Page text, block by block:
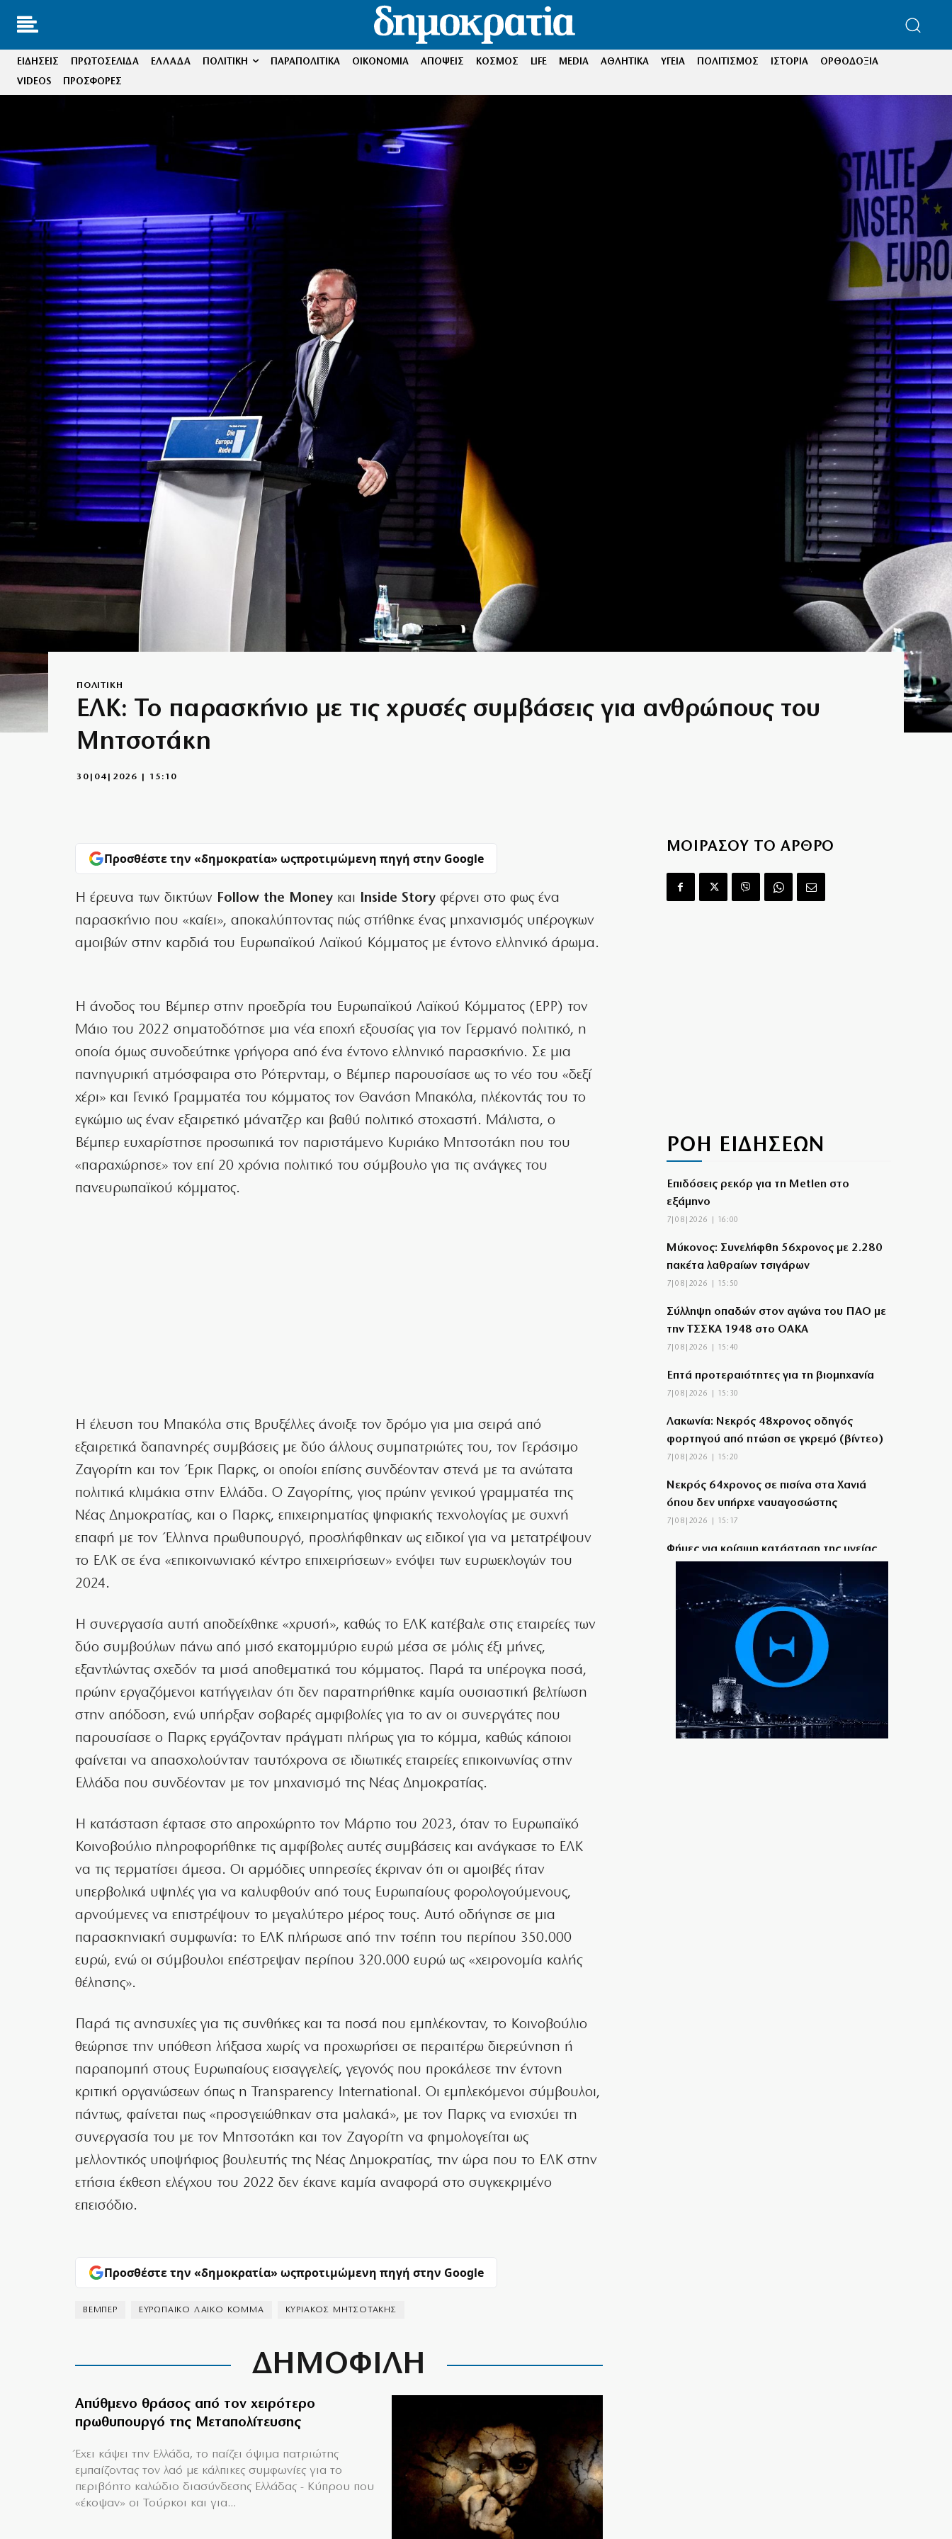
ΕΙΔΗΣΕΙΣ ΠΡΩΤΟΣΕΛΙΔΑ ΕΛΛΑΔΑ ΠΟΛΙΤΙΚΗ ΠΑΡΑΠΟΛΙΤΙΚΑ ΟΙΚΟΝΟΜΙΑ ΑΠΟΨΕΙΣ ΚΟΣΜΟΣ LIFE MEDIA ΑΘΛΗΤΙΚΑ ΥΓΕΙΑ ΠΟΛΙΤΙΣΜΟΣ ΙΣΤΟΡΙΑ
ΟΡΘΟΔΟΞΙΑ
VIDEOS
ΠΡΟΣΦΟΡΕΣ
ΠΟΛΙΤΙΚΗ
ΕΛΚ: Το παρασκήνιο με τις χρυσές συμβάσεις για ανθρώπους του
Μητσοτάκη
30|04|2026 | 15:10
Προσθέστε την «δημοκρατία» ωςπροτιμώμενη πηγή στην Google
Η έρευνα των δικτύων Follow the Money και Inside Story φέρνει στο φως ένα
παρασκήνιο που «καίει», αποκαλύπτοντας πώς στήθηκε ένας μηχανισμός υπέρογκων
αμοιβών στην καρδιά του Ευρωπαϊκού Λαϊκού Κόμματος με έντονο ελληνικό άρωμα.
Η άνοδος του Βέμπερ στην προεδρία του Ευρωπαϊκού Λαϊκού Κόμματος (EPP) τον
Μάιο του 2022 σηματοδότησε μια νέα εποχή εξουσίας για τον Γερμανό πολιτικό, η
οποία όμως συνοδεύτηκε γρήγορα από ένα έντονο ελληνικό παρασκήνιο. Σε μια
πανηγυρική ατμόσφαιρα στο Ρότερνταμ, ο Βέμπερ παρουσίασε ως το νέο του «δεξί
χέρι» και Γενικό Γραμματέα του κόμματος τον Θανάση Μπακόλα, πλέκοντάς του το
εγκώμιο ως έναν εξαιρετικό μάνατζερ και βαθύ πολιτικό στοχαστή. Μάλιστα, ο
Βέμπερ ευχαρίστησε προσωπικά τον παριστάμενο Κυριάκο Μητσοτάκη που του
«παραχώρησε» τον επί 20 χρόνια πολιτικό του σύμβουλο για τις ανάγκες του
πανευρωπαϊκού κόμματος.
Η έλευση του Μπακόλα στις Βρυξέλλες άνοιξε τον δρόμο για μια σειρά από
εξαιρετικά δαπανηρές συμβάσεις με δύο άλλους συμπατριώτες του, τον Γεράσιμο
Ζαγορίτη και τον Έρικ Παρκς, οι οποίοι επίσης συνδέονταν στενά με τα ανώτατα
πολιτικά κλιμάκια στην Ελλάδα. Ο Ζαγορίτης, γιος πρώην γενικού γραμματέα της
Νέας Δημοκρατίας, και ο Παρκς, επιχειρηματίας ψηφιακής τεχνολογίας με συχνή
επαφή με τον Έλληνα πρωθυπουργό, προσλήφθηκαν ως ειδικοί για να μετατρέψουν
το ΕΛΚ σε ένα «επικοινωνιακό κέντρο επιχειρήσεων» ενόψει των ευρωεκλογών του
2024.
Η συνεργασία αυτή αποδείχθηκε «χρυσή», καθώς το ΕΛΚ κατέβαλε στις εταιρείες των
δύο συμβούλων πάνω από μισό εκατομμύριο ευρώ μέσα σε μόλις έξι μήνες,
εξαντλώντας σχεδόν τα μισά αποθεματικά του κόμματος. Παρά τα υπέρογκα ποσά,
πρώην εργαζόμενοι κατήγγειλαν ότι δεν παρατηρήθηκε καμία ουσιαστική βελτίωση
στην απόδοση, ενώ υπήρξαν σοβαρές αμφιβολίες για το αν οι συνεργάτες που
παρουσίασε ο Παρκς εργάζονταν πράγματι πλήρως για το κόμμα, καθώς κάποιοι
φαίνεται να απασχολούνταν ταυτόχρονα σε ιδιωτικές εταιρείες επικοινωνίας στην
Ελλάδα που συνδέονταν με τον μηχανισμό της Νέας Δημοκρατίας.
Η κατάσταση έφτασε στο απροχώρητο τον Μάρτιο του 2023, όταν το Ευρωπαϊκό
Κοινοβούλιο πληροφορήθηκε τις αμφίβολες αυτές συμβάσεις και ανάγκασε το ΕΛΚ
να τις τερματίσει άμεσα. Οι αρμόδιες υπηρεσίες έκριναν ότι οι αμοιβές ήταν
υπερβολικά υψηλές για να καλυφθούν από τους Ευρωπαίους φορολογούμενους,
αρνούμενες να επιστρέψουν το μεγαλύτερο μέρος τους. Αυτό οδήγησε σε μια
παρασκηνιακή συμφωνία: το ΕΛΚ πλήρωσε από την τσέπη του περίπου 350.000
ευρώ, ενώ οι σύμβουλοι επέστρεψαν περίπου 320.000 ευρώ ως «χειρονομία καλής
θέλησης».
Παρά τις ανησυχίες για τις συνθήκες και τα ποσά που εμπλέκονταν, το Κοινοβούλιο
θεώρησε την υπόθεση λήξασα χωρίς να προχωρήσει σε περαιτέρω διερεύνηση ή
παραπομπή στους Ευρωπαίους εισαγγελείς, γεγονός που προκάλεσε την έντονη
κριτική οργανώσεων όπως η Transparency International. Οι εμπλεκόμενοι σύμβουλοι,
πάντως, φαίνεται πως «προσγειώθηκαν στα μαλακά», με τον Παρκς να ενισχύει τη
συνεργασία του με τον Μητσοτάκη και τον Ζαγορίτη να φημολογείται ως
μελλοντικός υποψήφιος βουλευτής της Νέας Δημοκρατίας, την ώρα που το ΕΛΚ στην
ετήσια έκθεση ελέγχου του 2022 δεν έκανε καμία αναφορά στο συγκεκριμένο
επεισόδιο.
Προσθέστε την «δημοκρατία» ωςπροτιμώμενη πηγή στην Google
ΒΕΜΠΕΡ ΕΥΡΩΠΑΙΚΟ ΛΑΙΚΟ ΚΟΜΜΑ ΚΥΡΙΑΚΟΣ ΜΗΤΣΟΤΑΚΗΣ
ΔΗΜΟΦΙΛΗ
Απύθμενο θράσος από τον χειρότερο
πρωθυπουργό της Μεταπολίτευσης
Έχει κάψει την Ελλάδα, το παίζει όψιμα πατριώτης
εμπαίζοντας τον λαό με κάλπικες συμφωνίες για το
περιβόητο καλώδιο διασύνδεσης Ελλάδας - Κύπρου που
«έκοψαν» οι Τούρκοι και για...
ΜΟΙΡΑΣΟΥ ΤΟ ΑΡΘΡΟ
ΡΟΗ ΕΙΔΗΣΕΩΝ
Επιδόσεις ρεκόρ για τη Metlen στο
εξάμηνο
7|08|2026 | 16:00
Μύκονος: Συνελήφθη 56χρονος με 2.280
πακέτα λαθραίων τσιγάρων
7|08|2026 | 15:50
Σύλληψη οπαδών στον αγώνα του ΠΑΟ με
την ΤΣΣΚΑ 1948 στο ΟΑΚΑ
7|08|2026 | 15:40
Επτά προτεραιότητες για τη βιομηχανία
7|08|2026 | 15:30
Λακωνία: Νεκρός 48χρονος οδηγός
φορτηγού από πτώση σε γκρεμό (βίντεο)
7|08|2026 | 15:20
Νεκρός 64χρονος σε πισίνα στα Χανιά
όπου δεν υπήρχε ναυαγοσώστης
7|08|2026 | 15:17
Φήμες για κρίσιμη κατάσταση της υγείας
7|08|2026 | 15:10
Οψιμη αποθέωση του Τραμπ από
Γεωργιάδη και Κυρανάκη
7|08|2026 | 15:00
Το Αιγαίο σε εταιρία με μπίζνες στην
7|08|2026 | 14:53
ΣΥΡΙΖΑ: Η ρήτρα από μόνη της δεν μειώνει